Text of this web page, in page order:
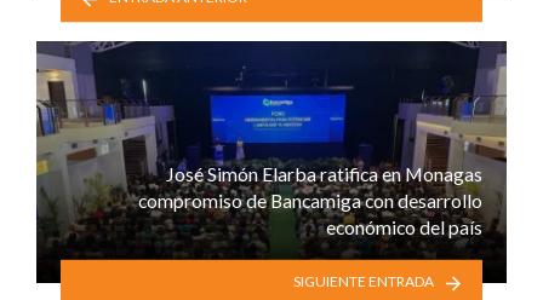
José Simón Elarba ratifica en Monagas
compromiso de Bancamiga con desarrollo
económico del país
SIGUIENTE ENTRADA